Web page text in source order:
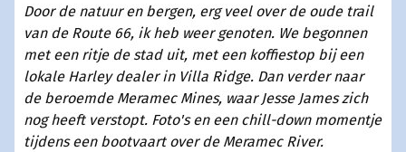
Door de natuur en bergen, erg veel over de oude trail
van de Route 66, ik heb weer genoten. We begonnen
met een ritje de stad uit, met een koffiestop bij een
lokale Harley dealer in Villa Ridge. Dan verder naar
de beroemde Meramec Mines, waar Jesse James zich
nog heeft verstopt. Foto's en een chill-down momentje
tijdens een bootvaart over de Meramec River.